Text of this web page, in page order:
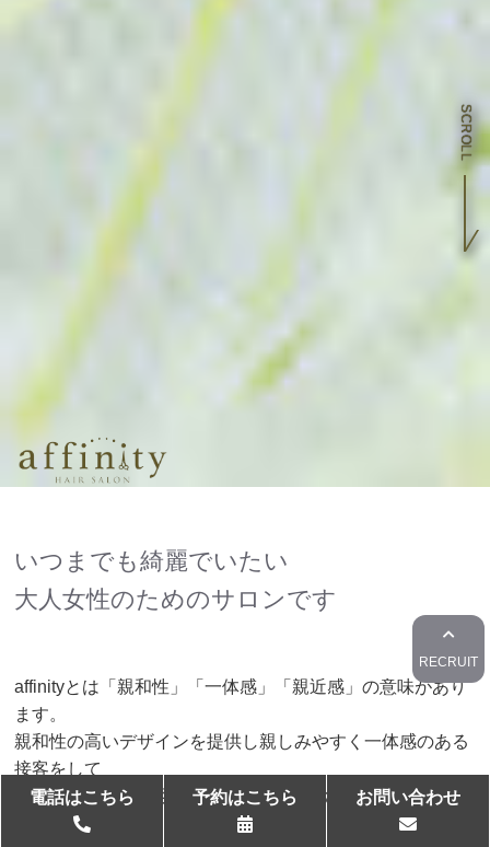
いつ ま でも綺麗でいた い
大人女性のた めのサ ロ ンです
affinityとは「親和性」「一体感」「親近感」の意味があり
ます。
親和性の高いデザインを提供し親しみやすく一体感のある
接客をして
お客様の事を知り尽くし親近感のあるお店にしていきたい
と思います。
SCROLL
RECRUIT
電話はこちら 予約はこちら お問い合わせ